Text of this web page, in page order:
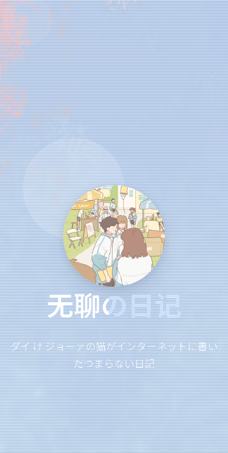
无聊の日记
ダイ け ジョーァの猫がインターネットに書い
たつまらない日記